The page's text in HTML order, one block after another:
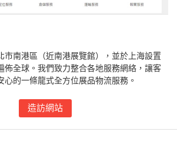
市南港區（近南港展覽館），並於上海設置
佈全球。我們致力整合各地服務網絡，讓客
心的一條龍式全方位展品物流服務。
造訪網站